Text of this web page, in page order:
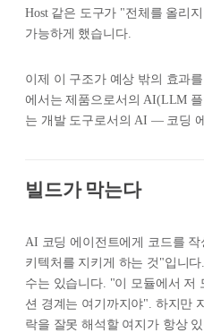
Host 같은 도구가 "전체를 올리
가능하게 했습니다.
이제 이 구조가 예상 밖의 효과
에서는 제품으로서의 AI(LLM
는 개발 도구로서의 AI — 코딩
빌드가 막는다
AI 코딩 에이전트에게 코드를
키텍처를 지키게 하는 것"입니
수는 있습니다. "이 모듈에서 저
션 경계는 여기까지야". 하지만
락을 잘못 해석할 여지가 항상